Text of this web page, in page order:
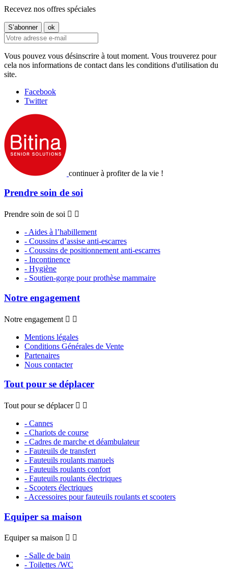
Recevez nos offres spéciales
Vous pouvez vous désinscrire à tout moment. Vous trouverez pour
cela nos informations de contact dans les conditions d'utilisation du
site.
Facebook
Twitter
continuer à profiter de la vie !
Prendre soin de soi
Prendre soin de soi  
- Aides à l’habillement
- Coussins d’assise anti-escarres
- Coussins de positionnement anti-escarres
- Incontinence
- Hygiène
- Soutien-gorge pour prothèse mammaire
Notre engagement
Notre engagement  
Mentions légales
Conditions Générales de Vente
Partenaires
Nous contacter
Tout pour se déplacer
Tout pour se déplacer  
- Cannes
- Chariots de course
- Cadres de marche et déambulateur
- Fauteuils de transfert
- Fauteuils roulants manuels
- Fauteuils roulants confort
- Fauteuils roulants électriques
- Scooters électriques
- Accessoires pour fauteuils roulants et scooters
Equiper sa maison
Equiper sa maison  
- Salle de bain
- Toilettes /WC